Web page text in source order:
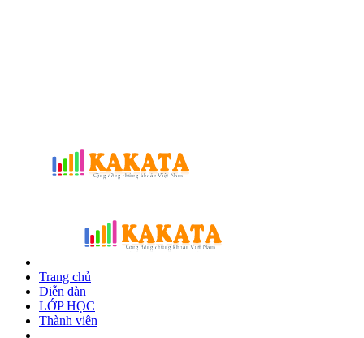
Trang chủ
Diễn đàn
LỚP HỌC
Thành viên